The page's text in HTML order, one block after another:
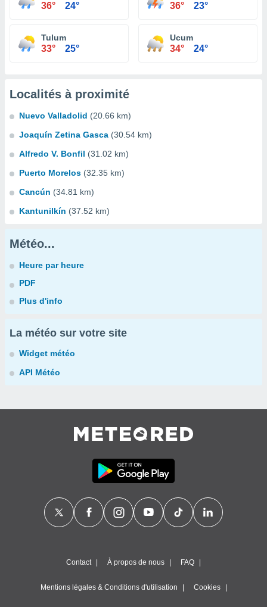
36° 24° 36° 23°
Tulum
33° 25°
Ucum
34° 24°
Localités à proximité
Nuevo Valladolid (20.66 km)
Joaquín Zetina Gasca (30.54 km)
Alfredo V. Bonfil (31.02 km)
Puerto Morelos (32.35 km)
Cancún (34.81 km)
Kantunilkín (37.52 km)
Météo...
Heure par heure
PDF
Plus d'info
La météo sur votre site
Widget météo
API Météo
Contact À propos de nous FAQ
Mentions légales & Conditions d'utilisation Cookies